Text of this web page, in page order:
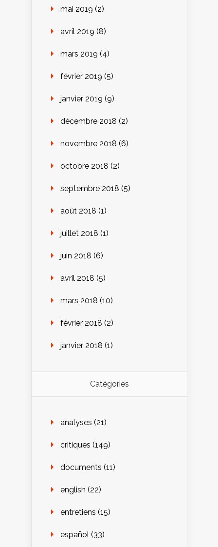
mai 2019 (2)
avril 2019 (8)
mars 2019 (4)
février 2019 (5)
janvier 2019 (9)
décembre 2018 (2)
novembre 2018 (6)
octobre 2018 (2)
septembre 2018 (5)
août 2018 (1)
juillet 2018 (1)
juin 2018 (6)
avril 2018 (5)
mars 2018 (10)
février 2018 (2)
janvier 2018 (1)
Catégories
analyses (21)
critiques (149)
documents (11)
english (22)
entretiens (15)
español (33)